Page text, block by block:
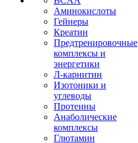
Аминокислоты
Гейнеры
Креатин
Предтренировочные
комплексы и
энергетики
Л-карнитин
Изотоники и
углеводы
Протеины
Анаболические
комплексы
Глютамин